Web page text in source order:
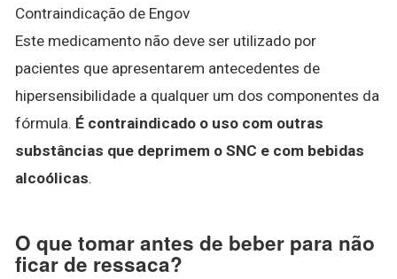
Contraindicação de Engov
Este medicamento não deve ser utilizado por
pacientes que apresentarem antecedentes de
hipersensibilidade a qualquer um dos componentes da
fórmula. É contraindicado o uso com outras
substâncias que deprimem o SNC e com bebidas
alcoólicas.
O que tomar antes de beber para não
ficar de ressaca?